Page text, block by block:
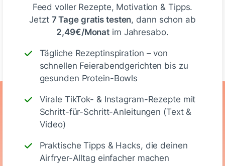
Feed voller Rezepte, Motivation & Tipps.
Jetzt 7 Tage gratis testen, dann schon ab
2,49€/Monat im Jahresabo.
Tägliche Rezeptinspiration – von
schnellen Feierabendgerichten bis zu
gesunden Protein-Bowls
Virale TikTok- & Instagram-Rezepte mit
Schritt-für-Schritt-Anleitungen (Text &
Video)
Praktische Tipps & Hacks, die deinen
Airfryer-Alltag einfacher machen
Ernährungswerte
53 g 146 g